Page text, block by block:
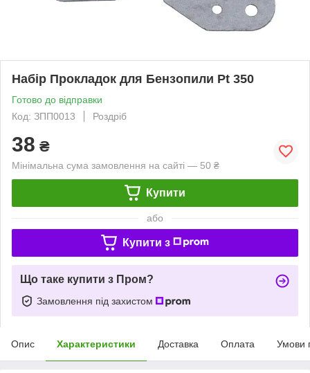
Набір Прокладок для Бензопили Pt 350
Готово до відправки
Код: ЗПП0013
Роздріб
38 ₴
Мінімальна сума замовлення на сайті — 50 ₴
Купити
або
Купити з
Що таке купити з Пром?
Замовлення під захистом
Опис Характеристики Доставка Оплата Умови